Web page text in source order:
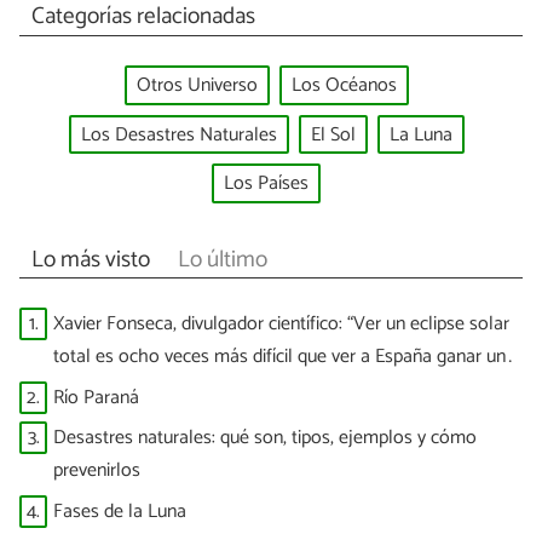
Categorías relacionadas
Otros Universo
Los Océanos
Los Desastres Naturales
El Sol
La Luna
Los Países
Lo más visto Lo último
1. Xavier Fonseca, divulgador científico: “Ver un eclipse solar
total es ocho veces más difícil que ver a España ganar un
Mundial”
2. Río Paraná
3. Desastres naturales: qué son, tipos, ejemplos y cómo
prevenirlos
4. Fases de la Luna